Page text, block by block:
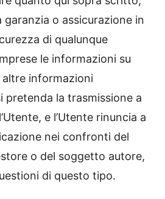
garanzia o assicurazione in
di qualunque
le informazioni su
informazioni
pretenda la trasmissione a
e l’Utente rinuncia a
nei confronti del
o del soggetto autore,
di questo tipo.